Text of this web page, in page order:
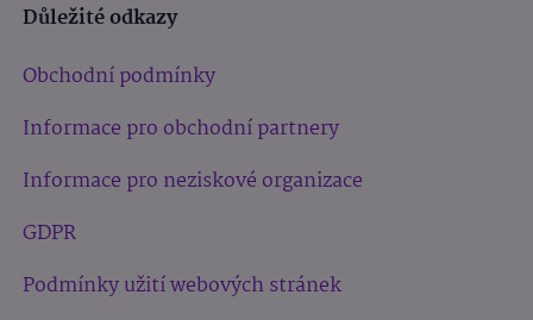
Důležité odkazy
Obchodní podmínky
Informace pro obchodní partnery
Informace pro neziskové organizace
GDPR
Podmínky užití webových stránek